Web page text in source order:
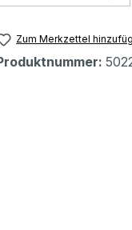
Zum Merkzettel